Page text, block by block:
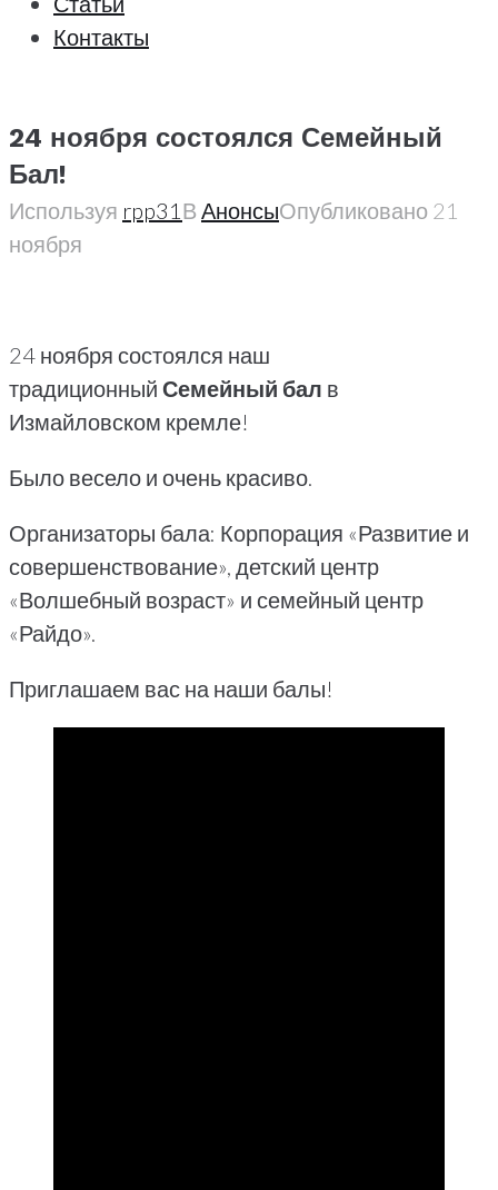
Контакты
24 ноября состоялся Семейный
Бал!
Используя rpp31 В АнонсыОпубликовано 21
ноября
24 ноября состоялся наш
традиционный Семейный бал в
Измайловском кремле!
Было весело и очень красиво.
Организаторы бала: Корпорация «Развитие и
совершенствование», детский центр
«Волшебный возраст» и семейный центр
«Райдо».
Приглашаем вас на наши балы!